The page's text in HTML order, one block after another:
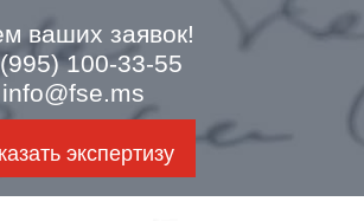
ваших заявок!
100-33-55
info@fse.ms
экспертизу